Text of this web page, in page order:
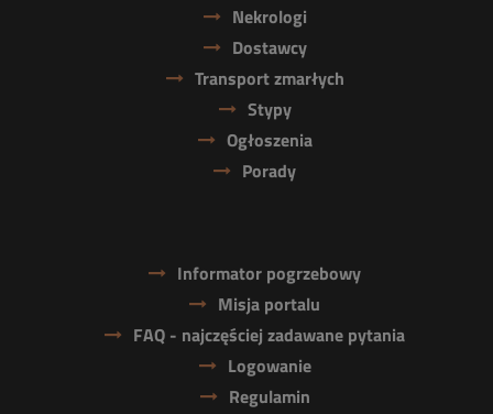
Nekrologi
Dostawcy
Transport zmarłych
Stypy
Ogłoszenia
Porady
Informator pogrzebowy
Misja portalu
FAQ - najczęściej zadawane pytania
Logowanie
Regulamin